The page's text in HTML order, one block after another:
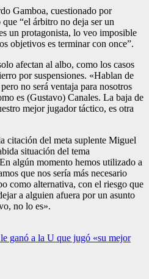
Gamboa, cuestionado por
“el árbitro no deja ser un
un protagonista, lo veo imposible
objetivos es terminar con once”.
afectan al albo, como los casos
por suspensiones. «Hablan de
no será ventaja para nosotros
es (Gustavo) Canales. La baja de
mejor jugador táctico, es otra
citación del meta suplente Miguel
situación del tema
algún momento hemos utilizado a
que nos sería más necesario
como alternativa, con el riesgo que
a alguien afuera por un asunto
no lo es».
ganó a la U que jugó «su mejor